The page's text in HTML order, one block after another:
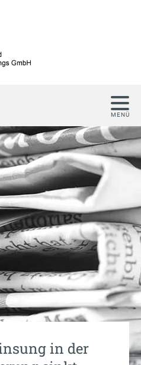
in der